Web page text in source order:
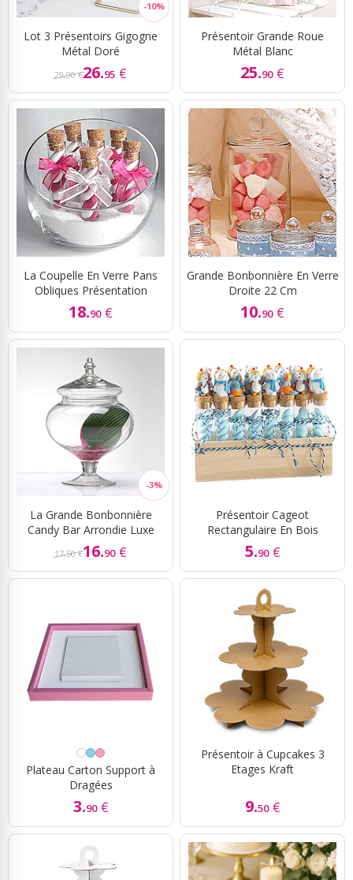
Lot 3 Présentoirs Gigogne
Métal Doré
29,90 €26.95 €
Présentoir Grande Roue
Métal Blanc
25.90 €
La Coupelle En Verre Pans
Obliques Présentation
18.90 €
Grande Bonbonnière En Verre
Droite 22 Cm
10.90 €
La Grande Bonbonnière
Candy Bar Arrondie Luxe
17,50 €16.90 €
Présentoir Cageot
Rectangulaire En Bois
5.90 €
Plateau Carton Support à
Dragées
3.90 €
Présentoir à Cupcakes 3
Etages Kraft
9.50 €